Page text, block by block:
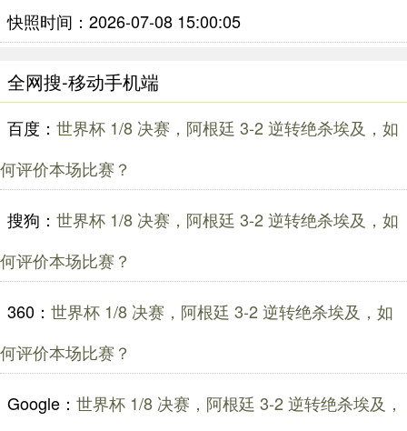
快照时间：2026-07-08 15:00:05
全网搜-移动手机端
百度： 世界杯 1/8 决赛，阿根廷 3-2 逆转绝杀埃及，如
何评价本场比赛？
搜狗： 世界杯 1/8 决赛，阿根廷 3-2 逆转绝杀埃及，如
何评价本场比赛？
360： 世界杯 1/8 决赛，阿根廷 3-2 逆转绝杀埃及，如
何评价本场比赛？
Google： 世界杯 1/8 决赛，阿根廷 3-2 逆转绝杀埃及，